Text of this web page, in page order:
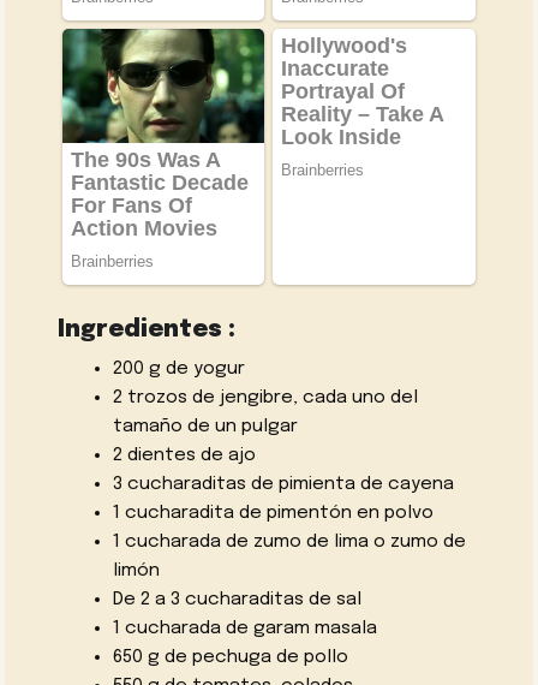
Ingredientes :
200 g de yogur
2 trozos de jengibre, cada uno del
tamaño de un pulgar
2 dientes de ajo
3 cucharaditas de pimienta de cayena
1 cucharadita de pimentón en polvo
1 cucharada de zumo de lima o zumo de
limón
De 2 a 3 cucharaditas de sal
1 cucharada de garam masala
650 g de pechuga de pollo